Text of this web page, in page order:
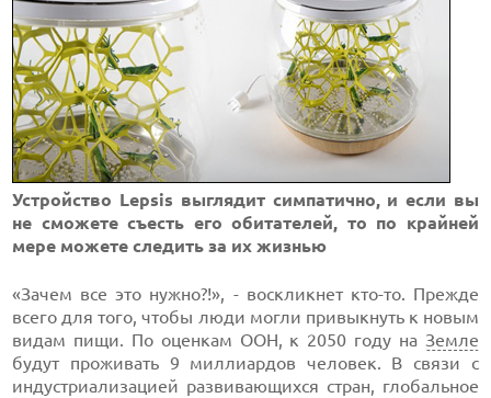
Устройство Lepsis выглядит симпатично, и если вы
не сможете съесть его обитателей, то по крайней
мере можете следить за их жизнью
«Зачем все это нужно?!», - воскликнет кто-то. Прежде
всего для того, чтобы люди могли привыкнуть к новым
видам пищи. По оценкам ООН, к 2050 году на Земле
будут проживать 9 миллиардов человек. В связи с
индустриализацией развивающихся стран, глобальное